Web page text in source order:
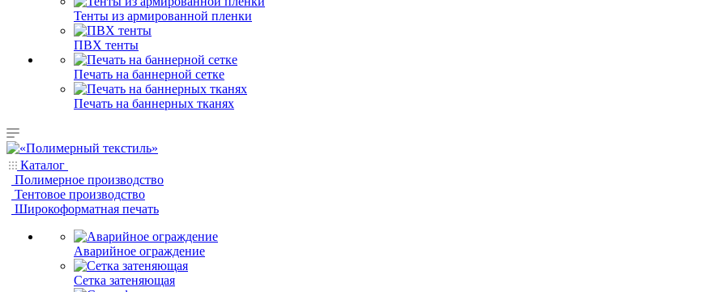
Тенты из армированной пленки
ПВХ тенты
Печать на баннерной сетке
Печать на баннерных тканях
Каталог
Полимерное производство
Тентовое производство
Широкоформатная печать
Аварийное ограждение
Сетка затеняющая